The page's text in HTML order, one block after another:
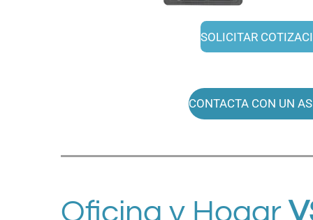
SOLICITAR
CONTACTA CON UN
Oficina y Hogar